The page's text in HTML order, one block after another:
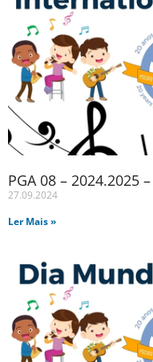
PGA 08 – 2024.2025
27.09.2024
Ler Mais »